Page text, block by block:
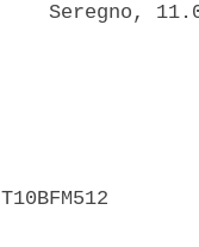
Seregno,